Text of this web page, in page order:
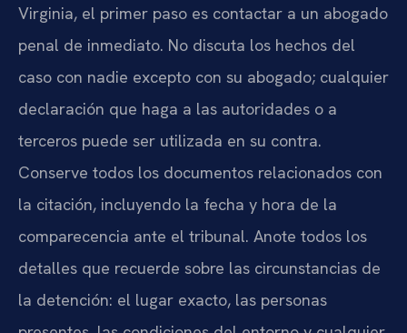
Virginia, el primer paso es contactar a un abogado
penal de inmediato. No discuta los hechos del
caso con nadie excepto con su abogado; cualquier
declaración que haga a las autoridades o a
terceros puede ser utilizada en su contra.
Conserve todos los documentos relacionados con
la citación, incluyendo la fecha y hora de la
comparecencia ante el tribunal. Anote todos los
detalles que recuerde sobre las circunstancias de
la detención: el lugar exacto, las personas